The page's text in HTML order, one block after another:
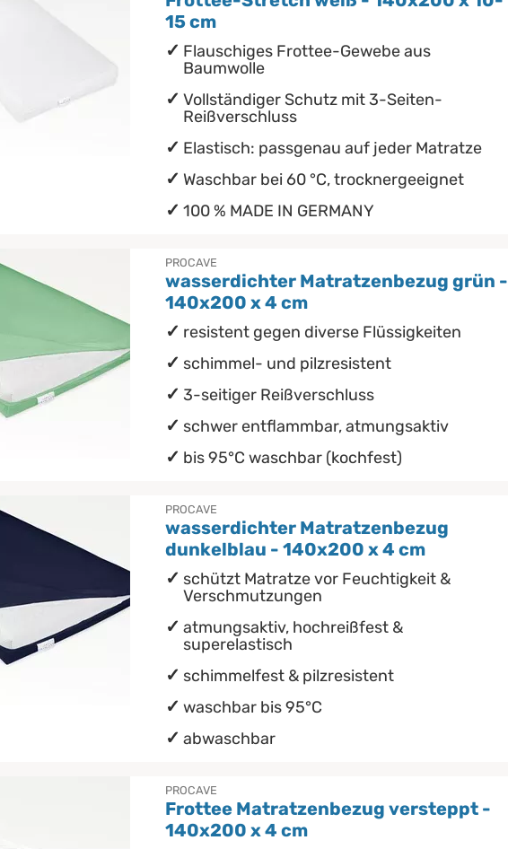
15 cm
Flauschiges Frottee-Gewebe aus
Baumwolle
Vollständiger Schutz mit 3-Seiten-
Reißverschluss
Elastisch: passgenau auf jeder Matratze
Waschbar bei 60 °C, trocknergeeignet
100 % MADE IN GERMANY
PROCAVE
wasserdichter Matratzenbezug grün -
140x200 x 4 cm
resistent gegen diverse Flüssigkeiten
schimmel- und pilzresistent
3-seitiger Reißverschluss
schwer entflammbar, atmungsaktiv
bis 95°C waschbar (kochfest)
PROCAVE
wasserdichter Matratzenbezug
dunkelblau - 140x200 x 4 cm
schützt Matratze vor Feuchtigkeit &
Verschmutzungen
atmungsaktiv, hochreißfest &
superelastisch
schimmelfest & pilzresistent
waschbar bis 95°C
abwaschbar
PROCAVE
Frottee Matratzenbezug versteppt -
140x200 x 4 cm